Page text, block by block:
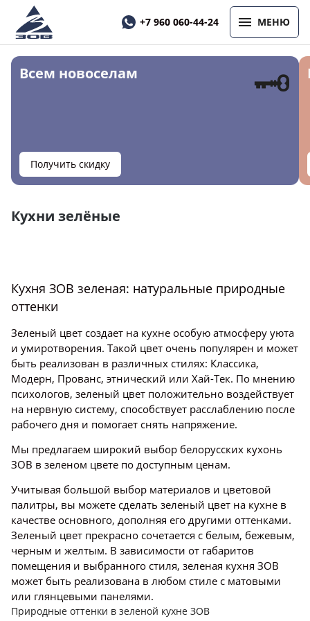
МЕНЮ
+7 960 060-44-24
Всем новоселам 🗝
Получить скидку
Кухни зелёные
Кухня ЗОВ зеленая: натуральные природные
оттенки
Зеленый цвет создает на кухне особую атмосферу уюта
и умиротворения. Такой цвет очень популярен и может
быть реализован в различных стилях: Классика,
Модерн, Прованс, этнический или Хай-Тек. По мнению
психологов, зеленый цвет положительно воздействует
на нервную систему, способствует расслаблению после
рабочего дня и помогает снять напряжение.
Мы предлагаем широкий выбор белорусских кухонь
ЗОВ в зеленом цвете по доступным ценам.
Учитывая большой выбор материалов и цветовой
палитры, вы можете сделать зеленый цвет на кухне в
качестве основного, дополняя его другими оттенками.
Зеленый цвет прекрасно сочетается с белым, бежевым,
черным и желтым. В зависимости от габаритов
помещения и выбранного стиля, зеленая кухня ЗОВ
может быть реализована в любом стиле с матовыми
или глянцевыми панелями.
Природные оттенки в зеленой кухне ЗОВ